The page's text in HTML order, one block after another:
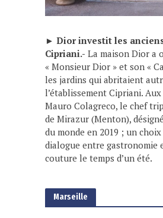
► Dior investit les
Cipriani.- La maison Dior a
« Monsieur Dior » et son «
les jardins qui abritaient
l’établissement Cipriani.
Mauro Colagreco, le chef
de Mirazur (Menton),
du monde en 2019 ; un
dialogue entre gastronomie
couture le temps d’un été.
Marseille